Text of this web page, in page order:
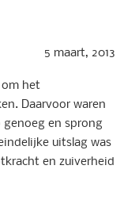
5 maart, 2013
het
Daarvoor waren
en sprong
uitslag was
en zuiverheid